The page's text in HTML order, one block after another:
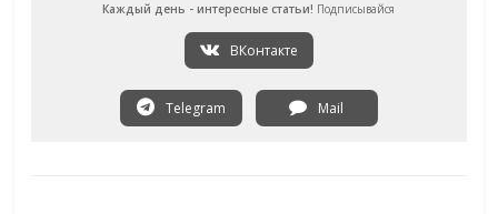
Каждый день - интересные статьи! Подписывайся
ВКонтакте
Telegram Mail